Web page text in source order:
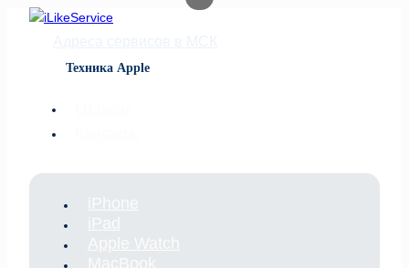
Перейти
Техника Apple